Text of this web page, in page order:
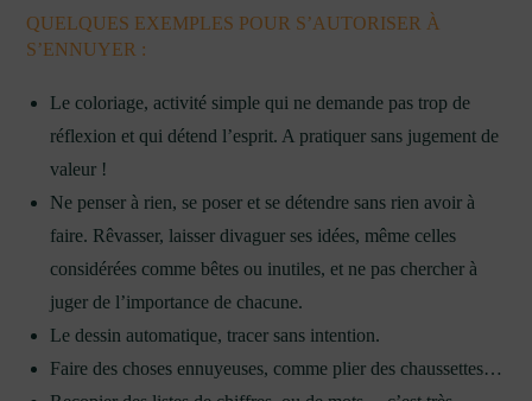
QUELQUES EXEMPLES POUR S’AUTORISER À
S’ENNUYER :
Le coloriage, activité simple qui ne demande pas trop de
réflexion et qui détend l’esprit. A pratiquer sans jugement de
valeur !
Ne penser à rien, se poser et se détendre sans rien avoir à
faire. Rêvasser, laisser divaguer ses idées, même celles
considérées comme bêtes ou inutiles, et ne pas chercher à
juger de l’importance de chacune.
Le dessin automatique, tracer sans intention.
Faire des choses ennuyeuses, comme plier des chaussettes…